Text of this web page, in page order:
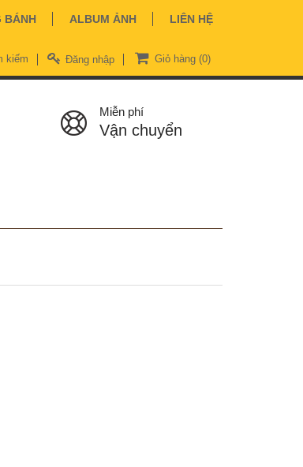
BÁNH ALBUM ẢNH LIÊN HỆ
Giỏ hàng (0)
Đăng nhập
kiếm
Miễn phí
Vận chuyển